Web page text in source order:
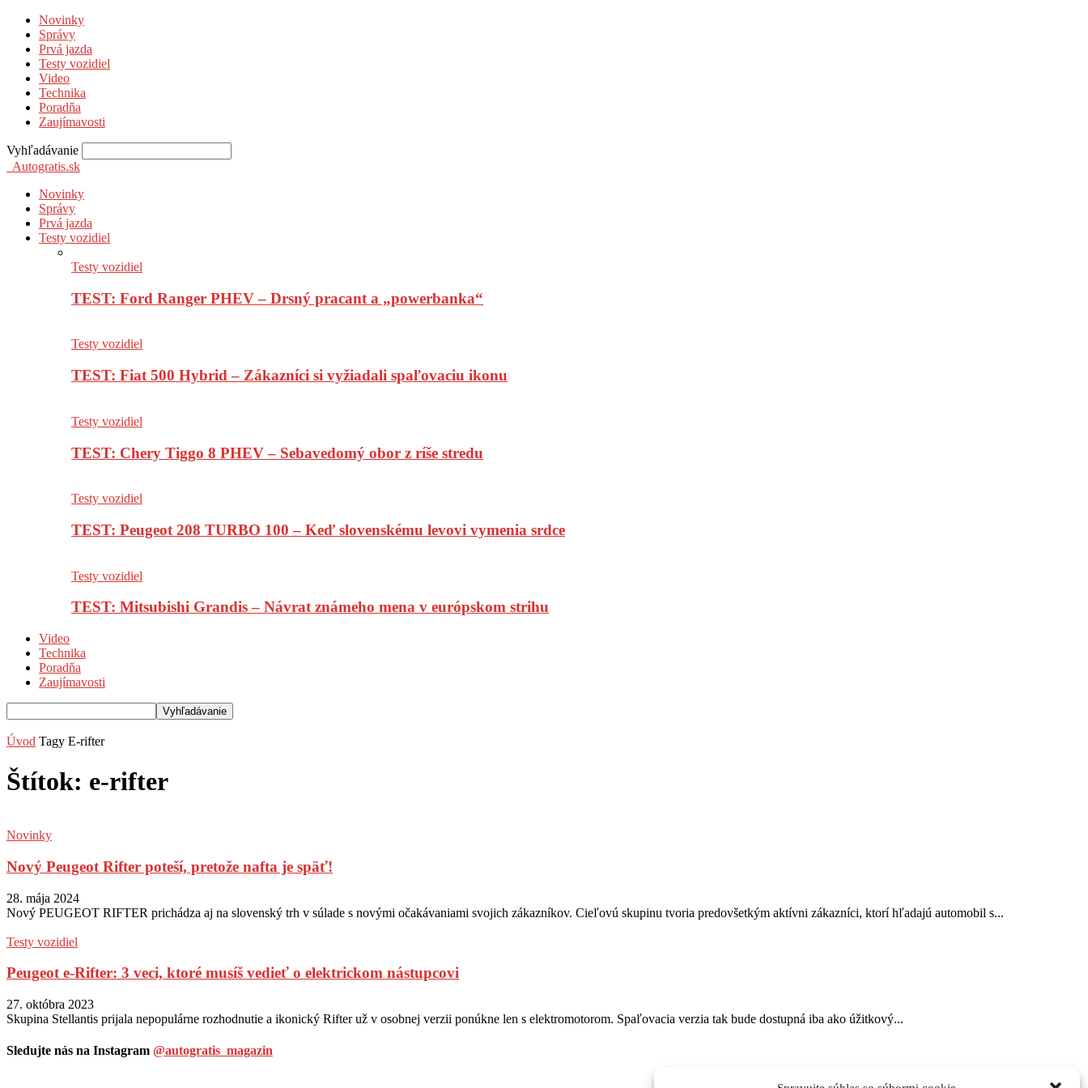
Novinky
Správy
Prvá jazda
Testy vozidiel
Video
Technika
Poradňa
Zaujímavosti
Vyhľadávanie
Autogratis.sk
Novinky
Správy
Prvá jazda
Testy vozidiel
Testy vozidiel
TEST: Ford Ranger PHEV – Drsný pracant a „powerbanka“
Testy vozidiel
TEST: Fiat 500 Hybrid – Zákazníci si vyžiadali spaľovaciu ikonu
Testy vozidiel
TEST: Chery Tiggo 8 PHEV – Sebavedomý obor z ríše stredu
Testy vozidiel
TEST: Peugeot 208 TURBO 100 – Keď slovenskému levovi vymenia srdce
Testy vozidiel
TEST: Mitsubishi Grandis – Návrat známeho mena v európskom strihu
Video
Technika
Poradňa
Zaujímavosti
Úvod Tagy E-rifter
Štítok: e-rifter
Novinky
Nový Peugeot Rifter poteší, pretože nafta je späť!
28. mája 2024
Nový PEUGEOT RIFTER prichádza aj na slovenský trh v súlade s novými očakávaniami svojich zákazníkov. Cieľovú skupinu tvoria predovšetkým aktívni zákazníci, ktorí hľadajú automobil s...
Testy vozidiel
Peugeot e-Rifter: 3 veci, ktoré musíš vedieť o elektrickom nástupcovi
27. októbra 2023
Skupina Stellantis prijala nepopulárne rozhodnutie a ikonický Rifter už v osobnej verzii ponúkne len s elektromotorom. Spaľovacia verzia tak bude dostupná iba ako úžitkový...
Sledujte nás na Instagram @autogratis_magazin